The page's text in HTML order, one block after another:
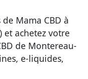
Mama CBD à
et achetez votre
de Montereau-
e-liquides,